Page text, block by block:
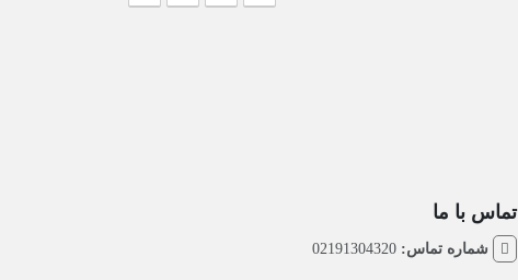
تماس با ما
شماره تماس: 02191304320